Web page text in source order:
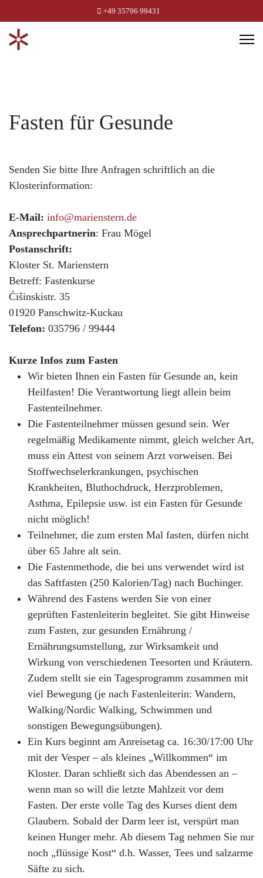
+49 35796 99431
Fasten für Gesunde
Senden Sie bitte Ihre Anfragen schriftlich an die
Klosterinformation:
E-Mail: info@marienstern.de
Ansprechpartnerin: Frau Mögel
Postanschrift:
Kloster St. Marienstern
Betreff: Fastenkurse
Ćišinskistr. 35
01920 Panschwitz-Kuckau
Telefon: 035796 / 99444
Kurze Infos zum Fasten
Wir bieten Ihnen ein Fasten für Gesunde an, kein
Heilfasten! Die Verantwortung liegt allein beim
Fastenteilnehmer.
Die Fastenteilnehmer müssen gesund sein. Wer
regelmäßig Medikamente nimmt, gleich welcher Art,
muss ein Attest von seinem Arzt vorweisen. Bei
Stoffwechselerkrankungen, psychischen
Krankheiten, Bluthochdruck, Herzproblemen,
Asthma, Epilepsie usw. ist ein Fasten für Gesunde
nicht möglich!
Teilnehmer, die zum ersten Mal fasten, dürfen nicht
über 65 Jahre alt sein.
Die Fastenmethode, die bei uns verwendet wird ist
das Saftfasten (250 Kalorien/Tag) nach Buchinger.
Während des Fastens werden Sie von einer
geprüften Fastenleiterin begleitet. Sie gibt Hinweise
zum Fasten, zur gesunden Ernährung /
Ernährungsumstellung, zur Wirksamkeit und
Wirkung von verschiedenen Teesorten und Kräutern.
Zudem stellt sie ein Tagesprogramm zusammen mit
viel Bewegung (je nach Fastenleiterin: Wandern,
Walking/Nordic Walking, Schwimmen und
sonstigen Bewegungsübungen).
Ein Kurs beginnt am Anreisetag ca. 16:30/17:00 Uhr
mit der Vesper – als kleines „Willkommen“ im
Kloster. Daran schließt sich das Abendessen an –
wenn man so will die letzte Mahlzeit vor dem
Fasten. Der erste volle Tag des Kurses dient dem
Glaubern. Sobald der Darm leer ist, verspürt man
keinen Hunger mehr. Ab diesem Tag nehmen Sie nur
noch „flüssige Kost“ d.h. Wasser, Tees und salzarme
Säfte zu sich.